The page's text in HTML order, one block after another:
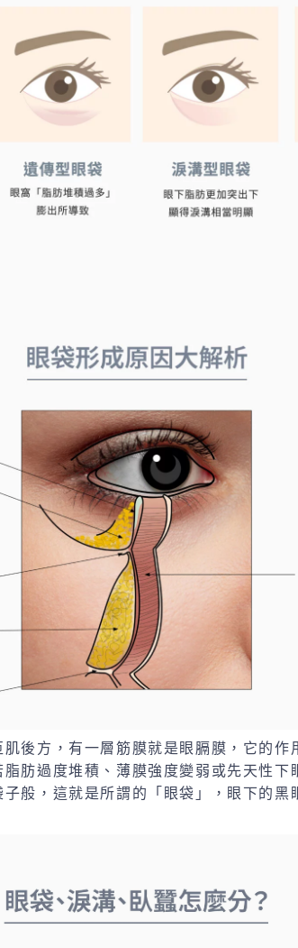
後方，有一層筋膜就是眼膈膜，它的作
肪過度堆積、薄膜強度變弱或先天性下
般，這就是所謂的「眼袋」，眼下的黑